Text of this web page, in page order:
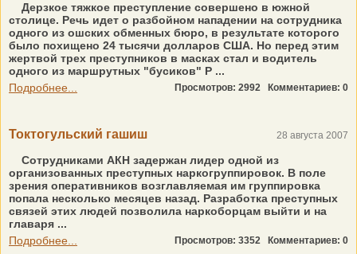
Дерзкое тяжкое преступление совершено в южной
столице. Речь идет о разбойном нападении на сотрудника
одного из ошских обменных бюро, в результате которого
было похищено 24 тысячи долларов США. Но перед этим
жертвой трех преступников в масках стал и водитель
одного из маршрутных "бусиков" Р ...
Подробнее...
Просмотров: 2992 Комментариев: 0
Токтогульский гашиш 28 августа 2007
Сотрудниками АКН задержан лидер одной из
организованных преступных наркогруппировок. В поле
зрения оперативников возглавляемая им группировка
попала несколько месяцев назад. Разработка преступных
связей этих людей позволила наркоборцам выйти и на
главаря ...
Подробнее...
Просмотров: 3352 Комментариев: 0